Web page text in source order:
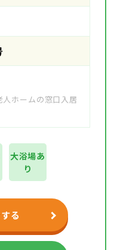
ホームの窓口入居
大浴場あ
り
る